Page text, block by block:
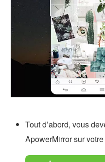
Tout d’abord, vous
ApowerMirror sur